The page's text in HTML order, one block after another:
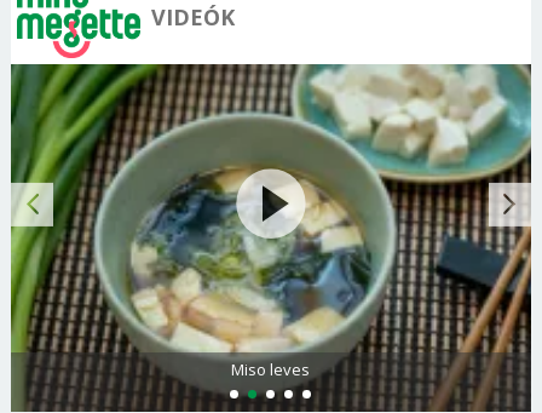
VIDEÓK
Citromos palacsinta